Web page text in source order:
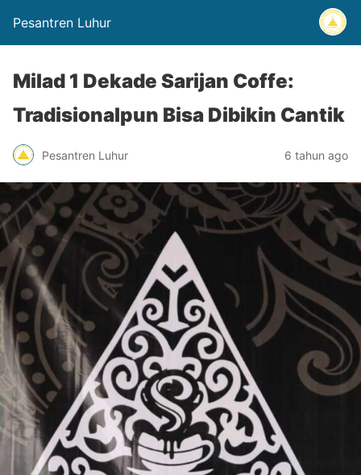
Pesantren Luhur
Milad 1 Dekade Sarijan Coffe:
Tradisionalpun Bisa Dibikin Cantik
Pesantren Luhur 6 tahun ago